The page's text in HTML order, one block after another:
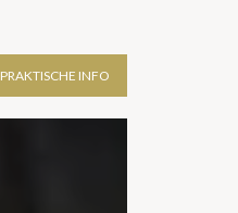
PRAKTISCHE INFO